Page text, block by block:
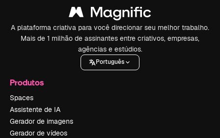
A plataforma criativa para você direcionar seu melhor trabalho.
Mais de 1 milhão de assinantes entre criativos, empresas,
agências e estúdios.
Português
Produtos
Spaces
Assistente de IA
Gerador de imagens
Gerador de vídeos